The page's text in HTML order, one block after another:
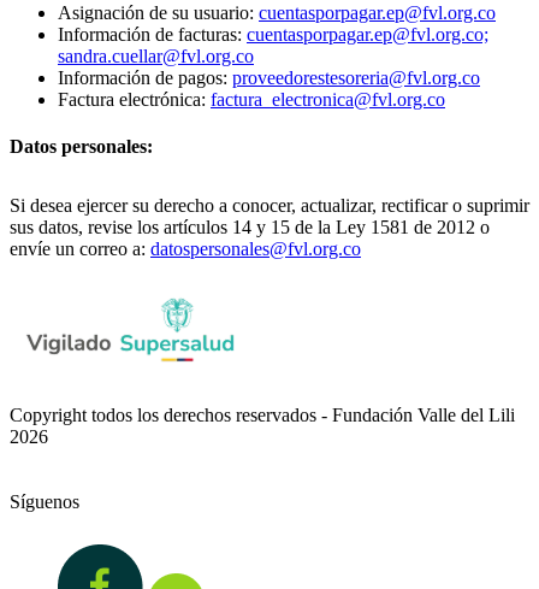
Asignación de su usuario: cuentasporpagar.ep@fvl.org.co
Información de facturas: cuentasporpagar.ep@fvl.org.co;
sandra.cuellar@fvl.org.co
Información de pagos: proveedorestesoreria@fvl.org.co
Factura electrónica: factura_electronica@fvl.org.co
Datos personales:
Si desea ejercer su derecho a conocer, actualizar, rectificar o suprimir
sus datos, revise los artículos 14 y 15 de la Ley 1581 de 2012 o
envíe un correo a: datospersonales@fvl.org.co
Copyright todos los derechos reservados - Fundación Valle del Lili
2026
Síguenos